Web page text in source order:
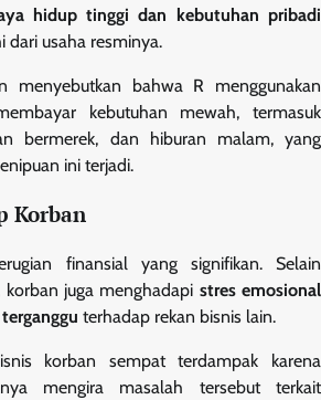
hidup tinggi dan kebutuhan pribadi
dari usaha resminya.
menyebutkan bahwa R menggunakan
kebutuhan mewah, termasuk
bermerek, dan hiburan malam, yang
ini terjadi.
Korban
finansial yang signifikan. Selain
korban juga menghadapi stres emosional
terhadap rekan bisnis lain.
korban sempat terdampak karena
mengira masalah tersebut terkait